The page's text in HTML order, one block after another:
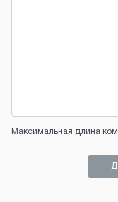
Максимальная длина